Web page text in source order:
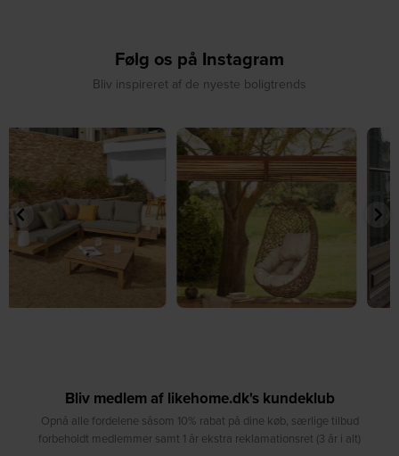
Følg os på Instagram
Bliv inspireret af de nyeste boligtrends
☀️ Find dit yndlingssted denne
sommer⁠
8 0
🤍 Rå materialer møder tidløst design⁠
...
Bliv medlem af likehome.dk's kundeklub
Opnå alle fordelene såsom 10% rabat på dine køb, særlige tilbud
forbeholdt medlemmer samt 1 år ekstra reklamationsret (3 år i alt)